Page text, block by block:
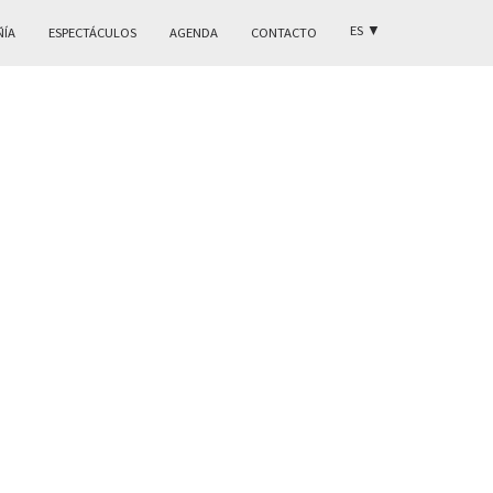
ESPECTÁCULOS AGENDA CONTACTO ES ▼